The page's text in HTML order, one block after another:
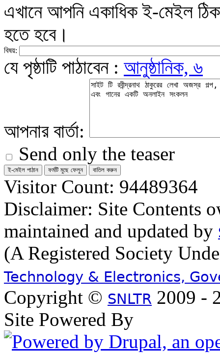
এখানে আপনি একাধিক ই-মেইল
হতে হবে।
বিষয়:
যে পৃষ্ঠাটি পাঠাবেন : আনুষ্ঠানিক, ৬
আপনার বার্তা:
Send only the teaser
Visitor Count: 94489364
Disclaimer: Site Contents
maintained and updated by
(A Registered Society
Technology & Electronics,
Copyright © SNLTR 2009 -
Site Powered By